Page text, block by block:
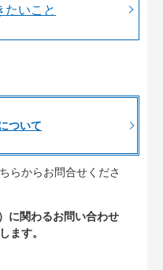
たいこと
ついて
らからお問合せくださ
に関わるお問い合わせ
ます。